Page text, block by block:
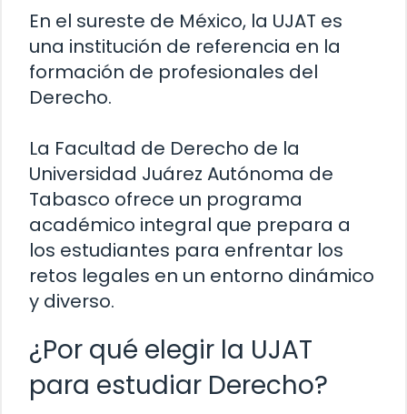
En el sureste de México, la UJAT es
una institución de referencia en la
formación de profesionales del
Derecho.
La Facultad de Derecho de la
Universidad Juárez Autónoma de
Tabasco ofrece un programa
académico integral que prepara a
los estudiantes para enfrentar los
retos legales en un entorno dinámico
y diverso.
¿Por qué elegir la UJAT
para estudiar Derecho?